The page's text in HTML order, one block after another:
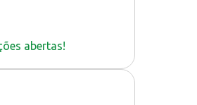
abertas!